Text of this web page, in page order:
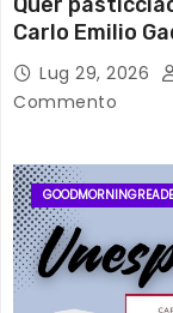
Quer
Carlo Emilio
Lug 29, 2026
Commento